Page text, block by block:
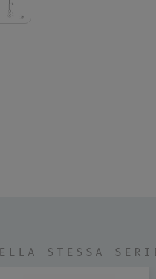
STESSA